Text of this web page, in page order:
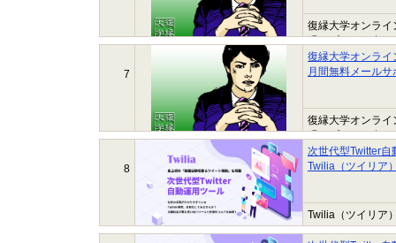
復縁大学オンラ
縁のプロが17年
も、復縁大学で
で、...
7
復縁大学オンラ
月間無料メール
復縁大学オンラ
縁のプロが17年
も、復縁大学で
で、...
8
次世代型Twitter自
Twilia（ツイリア
Twilia（ツイリア
です。 Twitterで